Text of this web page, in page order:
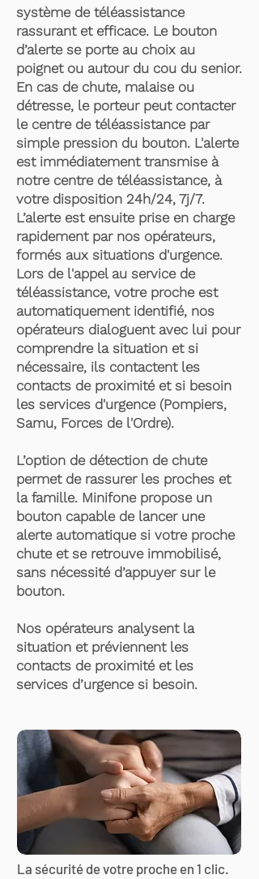
système de téléassistance
rassurant et efficace. Le bouton
d’alerte se porte au choix au
poignet ou autour du cou du senior.
En cas de chute, malaise ou
détresse, le porteur peut contacter
le centre de téléassistance par
simple pression du bouton. L'alerte
est immédiatement transmise à
notre centre de téléassistance, à
votre disposition 24h/24, 7j/7.
L’alerte est ensuite prise en charge
rapidement par nos opérateurs,
formés aux situations d'urgence.
Lors de l'appel au service de
téléassistance, votre proche est
automatiquement identifié, nos
opérateurs dialoguent avec lui pour
comprendre la situation et si
nécessaire, ils contactent les
contacts de proximité et si besoin
les services d'urgence (Pompiers,
Samu, Forces de l'Ordre).
L’option de détection de chute
permet de rassurer les proches et
la famille. Minifone propose un
bouton capable de lancer une
alerte automatique si votre proche
chute et se retrouve immobilisé,
sans nécessité d’appuyer sur le
bouton.
Nos opérateurs analysent la
situation et préviennent les
contacts de proximité et les
services d’urgence si besoin.
La sécurité de votre proche en 1 clic.